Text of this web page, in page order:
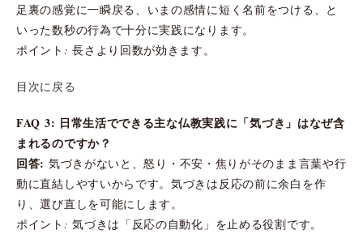
足裏の感覚に一瞬戻る、いまの感情に短く名前をつける、と
いった数秒の行為で十分に実践になります。
ポイント: 長さより回数が効きます。
目次に戻る
FAQ 3: 日常生活でできる主な仏教実践に「気づき」はなぜ含
まれるのですか？
回答: 気づきがないと、怒り・不安・焦りがそのまま言葉や行
動に直結しやすいからです。気づきは反応の前に余白を作
り、選び直しを可能にします。
ポイント: 気づきは「反応の自動化」を止める役割です。